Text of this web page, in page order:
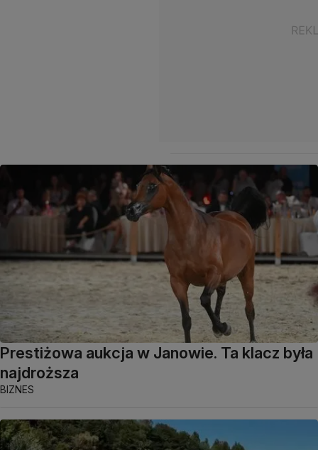
Prestiżowa aukcja w Janowie. Ta klacz była
najdroższa
BIZNES